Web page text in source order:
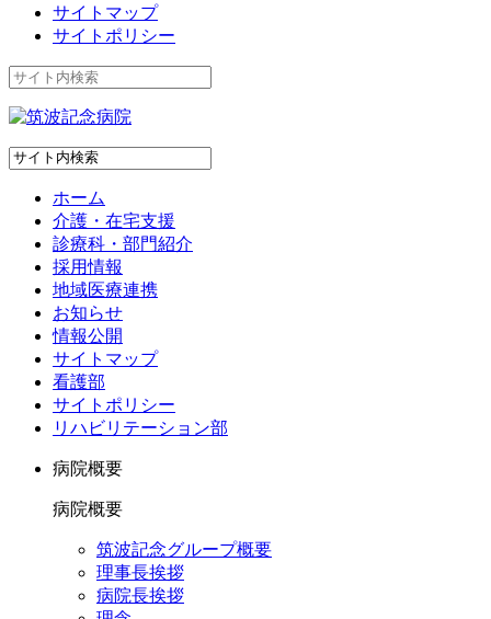
サイトマップ
サイトポリシー
ホーム
介護・在宅支援
診療科・部門紹介
採用情報
地域医療連携
お知らせ
情報公開
サイトマップ
看護部
サイトポリシー
リハビリテーション部
病院概要
病院概要
筑波記念グループ概要
理事長挨拶
病院長挨拶